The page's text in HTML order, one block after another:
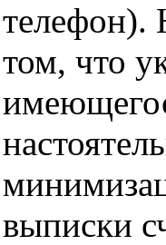
телефон).
том, что
выписки